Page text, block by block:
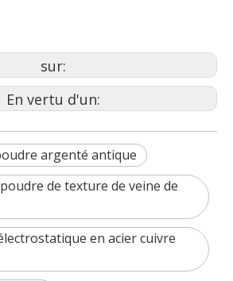
sur:
En vertu d'un:
argenté antique
de texture de veine de
en acier cuivre